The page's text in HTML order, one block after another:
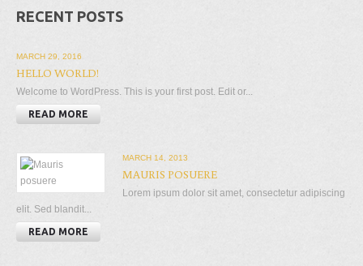
RECENT POSTS
MARCH 29, 2016
HELLO WORLD!
Welcome to WordPress. This is your first post. Edit or...
READ MORE
MARCH 14, 2013
MAURIS POSUERE
Lorem ipsum dolor sit amet, consectetur adipiscing
elit. Sed blandit...
READ MORE